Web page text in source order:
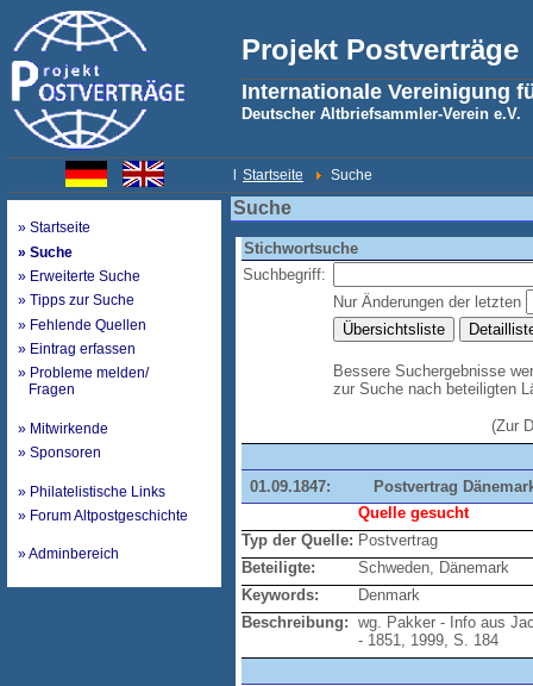
Projekt Postverträge
Internationale Vereinigung
Deutscher Altbriefsammler-Verein e.V.
Startseite Suche
» Startseite
» Suche
» Erweiterte Suche
» Tipps zur Suche
» Fehlende Quellen
» Eintrag erfassen
» Probleme melden/
Fragen
» Mitwirkende
» Sponsoren
» Philatelistische Links
» Forum Altpostgeschichte
» Adminbereich
Suche
Stichwortsuche
Suchbegriff:
Nur Änderungen der letzten
Bessere Suchergebnisse
zur Suche nach beteiligten
(Zur
01.09.1847:
Postvertrag
Quelle gesucht
Typ der Quelle: Postvertrag
Beteiligte:
Schweden, Dänemark
Keywords:
Denmark
Beschreibung: wg. Pakker - Info aus
- 1851, 1999, S. 184